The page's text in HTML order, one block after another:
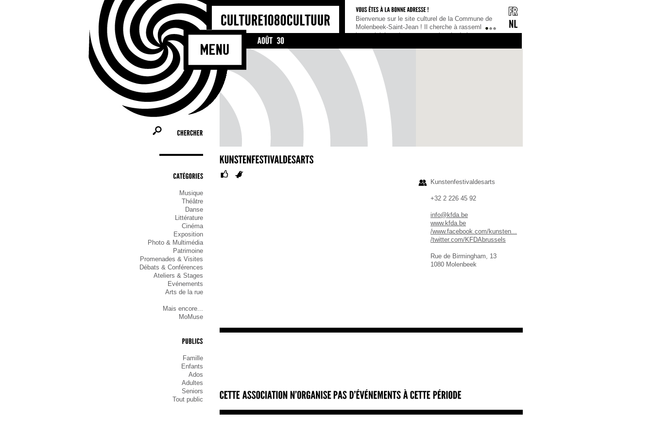
Bienvenue sur le site culturel de la Commune de
Molenbeek-Saint-Jean ! Il cherche à rassembler
les activités et les acteurs culturels de la
ceux qui cherchent une information culturelle,
qu’ils soient habitants, association ou
123
Musique
Théâtre
Danse
Littérature
Cinéma
Exposition
Photo & Multimédia
Patrimoine
Promenades & Visites
Débats & Conférences
Ateliers & Stages
Evénements
Arts de la rue
Mais encore...
MoMuse
Famille
Enfants
Ados
Adultes
Seniors
Tout public
Kunstenfestivaldesarts
+32 2 226 45 92
info@kfda.be
www.kfda.be
/www.facebook.com/kunsten...
/twitter.com/KFDAbrussels
Rue de Birmingham, 13
1080 Molenbeek